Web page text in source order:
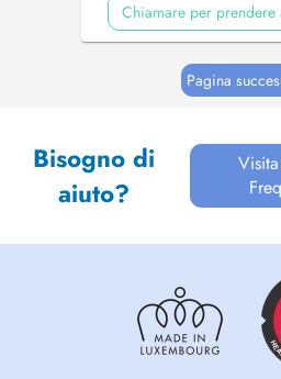
Chiamare per prendere
Pagina
Bisogno di
aiuto?